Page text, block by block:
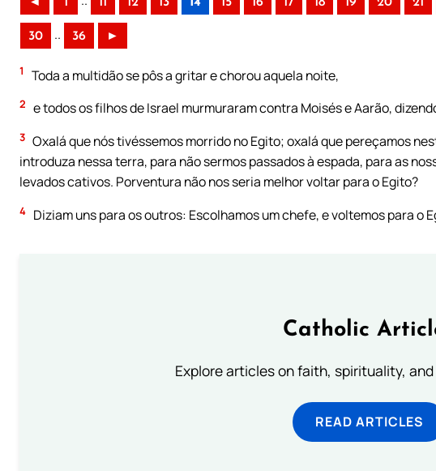
30 .. 36 ►
1 Toda a multidão se pôs a gritar e chorou aquela noite,
2 e todos os filhos de Israel murmuraram contra Moisés e Aarão,
3 Oxalá que nós tivéssemos morrido no Egito; oxalá que pereçamos
introduza nessa terra, para não sermos passados à espada, para as
levados cativos. Porventura não nos seria melhor voltar para o Egito?
4 Diziam uns para os outros: Escolhamos um chefe, e voltemos para o
Catholic
Explore articles on faith, spirituality,
READ ARTICLES